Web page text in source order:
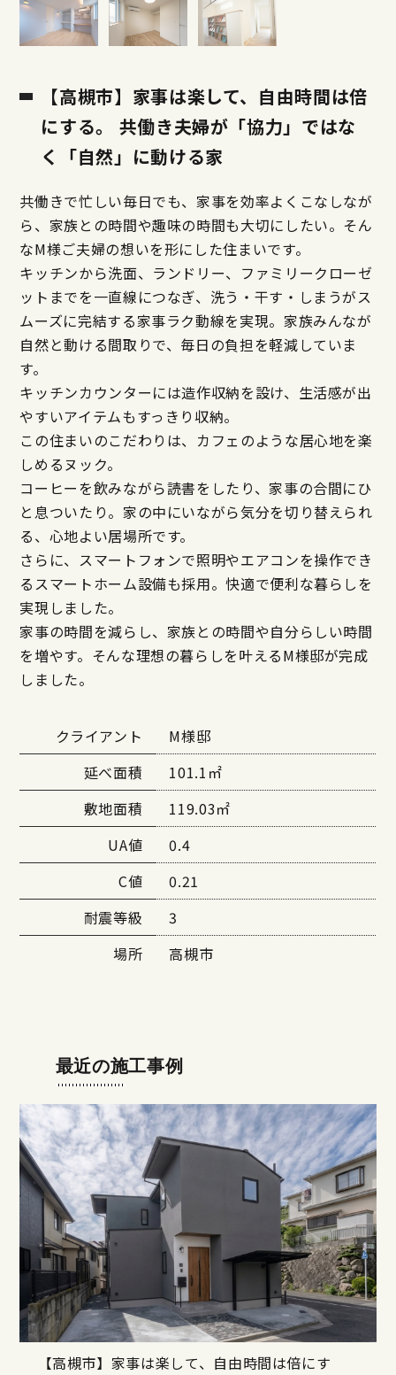
【高槻市】家事は楽して、自由時間は倍
にする。 共働き夫婦が「協力」ではな
く「自然」に動ける家
共働きで忙しい毎日でも、家事を効率よくこなしなが
ら、家族との時間や趣味の時間も大切にしたい。そん
なM様ご夫婦の想いを形にした住まいです。
キッチンから洗面、ランドリー、ファミリークローゼ
ットまでを一直線につなぎ、洗う・干す・しまうがス
ムーズに完結する家事ラク動線を実現。家族みんなが
自然と動ける間取りで、毎日の負担を軽減していま
す。
キッチンカウンターには造作収納を設け、生活感が出
やすいアイテムもすっきり収納。
この住まいのこだわりは、カフェのような居心地を楽
しめるヌック。
コーヒーを飲みながら読書をしたり、家事の合間にひ
と息ついたり。家の中にいながら気分を切り替えられ
る、心地よい居場所です。
さらに、スマートフォンで照明やエアコンを操作でき
るスマートホーム設備も採用。快適で便利な暮らしを
実現しました。
家事の時間を減らし、家族との時間や自分らしい時間
を増やす。そんな理想の暮らしを叶えるM様邸が完成
しました。
クライアント
M様邸
延べ面積
101.1㎡
敷地面積
119.03㎡
UA値
0.4
C値
0.21
耐震等級
3
場所
高槻市
最近の施工事例
【高槻市】家事は楽して、自由時間は倍にす